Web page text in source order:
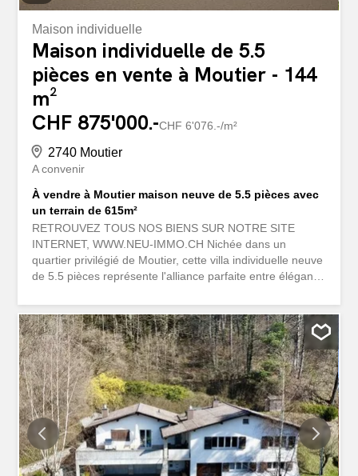
Maison individuelle
Maison individuelle de 5.5
pièces en vente à Moutier - 144
m²
CHF 875'000.-CHF 6'076.-/m²
2740 Moutier
A convenir
À vendre à Moutier maison neuve de 5.5 pièces avec
un terrain de 615m²
RETROUVEZ TOUS NOS BIENS SUR NOTRE SITE
INTERNET, WWW.NEU-IMMO.CH Nichée dans un
quartier privilégié de Moutier, cette villa individuelle neuve
de 5.5 pièces représente l'alliance parfaite entre élégance
chaussée s’ouvre sur un hall d’entrée et de distribution,
menant à un vaste espace de vie lumineux comprenant
séjour, salle à manger et cuisine ouverte, parfait pour
partager des moments conviviaux. Ce niveau dispose
également d’une salle d’eau équipée d’une douche, WC,
lavabo et fenêtre, ainsi que d’un économat offrant un
espace de rangement pratique. Une buanderie/local
technique complète cet étage. À l’étage, un hall de
distribution dessert quatre chambres confortables dont
une qui bénéficie d’un dressing attenant. Une salle de
bain spacieuse, équipée d’une baignoire, d’une douche,